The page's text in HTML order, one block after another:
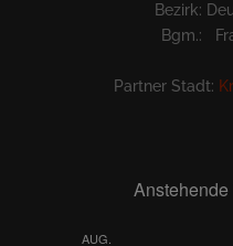
Bezirk:
Bgm.:
Partner Stadt:
AUG.